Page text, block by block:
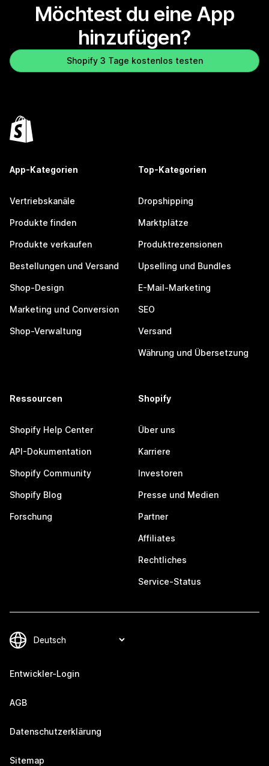
Möchtest du eine App
hinzufügen?
Shopify 3 Tage kostenlos testen
App-Kategorien
Vertriebskanäle
Produkte finden
Produkte verkaufen
Bestellungen und Versand
Shop-Design
Marketing und Conversion
Shop-Verwaltung
Top-Kategorien
Dropshipping
Marktplätze
Produktrezensionen
Upselling und Bundles
E-Mail-Marketing
SEO
Versand
Währung und Übersetzung
Ressourcen
Shopify Help Center
API-Dokumentation
Shopify Community
Shopify Blog
Forschung
Shopify
Über uns
Karriere
Investoren
Presse und Medien
Partner
Affiliates
Rechtliches
Service-Status
Entwickler-Login
AGB
Datenschutzerklärung
Sitemap